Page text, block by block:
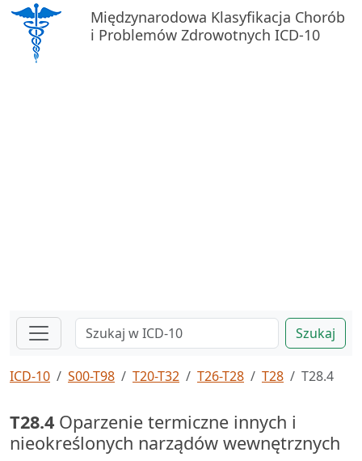
Międzynarodowa Klasyfikacja Chorób
i Problemów Zdrowotnych ICD-10
Szukaj
ICD-10 S00-T98 T20-T32 T26-T28 T28 T28.4
T28.4 Oparzenie termiczne innych i
nieokreślonych narządów wewnętrznych